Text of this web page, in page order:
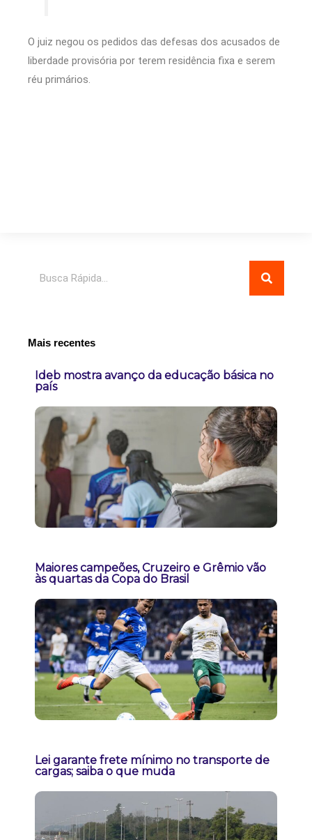
O juiz negou os pedidos das defesas dos acusados de
liberdade provisória por terem residência fixa e serem
réu primários.
Mais recentes
Ideb mostra avanço da educação básica no
país
Maiores campeões, Cruzeiro e Grêmio vão
às quartas da Copa do Brasil
Lei garante frete mínimo no transporte de
cargas; saiba o que muda